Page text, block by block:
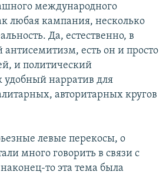
международного
любая кампания, несколько
Да, естественно, в
антисемитизм, есть он и просто
и политический
нарратив для
авторитарных кругов
левые перекосы, о
много говорить в связи с
то эта тема была